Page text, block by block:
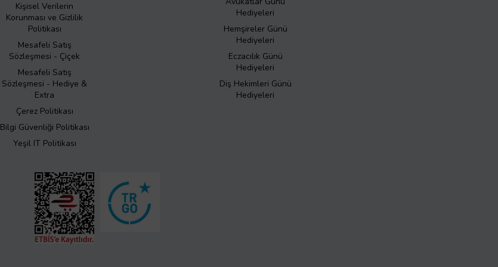
Kişisel Verilerin
Korunması ve Gizlilik
Politikası
Mesafeli Satış
Sözleşmesi - Çiçek
Mesafeli Satış
Sözleşmesi - Hediye &
Extra
Çerez Politikası
Bilgi Güvenliği Politikası
Yeşil IT Politikası
Hediyeleri
Hemşireler Günü
Hediyeleri
Eczacılık Günü
Hediyeleri
Diş Hekimleri Günü
Hediyeleri